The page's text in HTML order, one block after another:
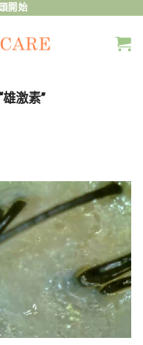
開始
激素”